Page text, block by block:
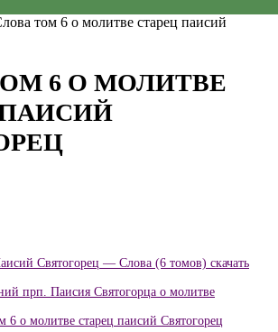
том 6 о молитве старец паисий
6 О МОЛИТВЕ
Святогорец — Слова (6 томов) скачать
прп. Паисия Святогорца о молитве
6 о молитве старец паисий Святогорец